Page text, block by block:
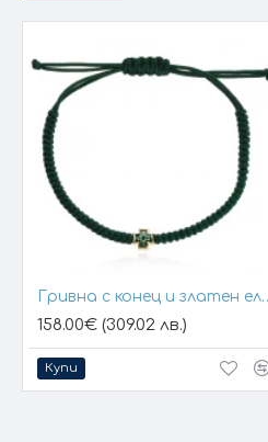
Гривна с
158.00€ (309.02 лв.)
Купи